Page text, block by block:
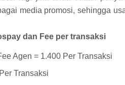
media promosi, sehingga
dan Fee per transaksi
Agen = 1.400 Per Transaksi
Transaksi